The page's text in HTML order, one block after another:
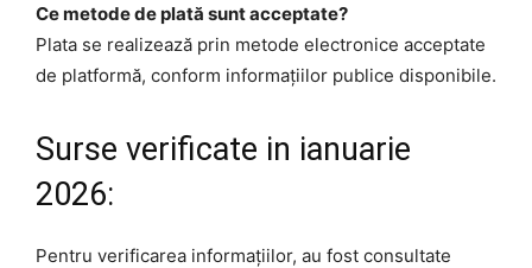
Ce metode de plată sunt acceptate?
Plata se realizează prin metode electronice acceptate
de platformă, conform informațiilor publice disponibile.
Surse verificate in ianuarie
2026:
Pentru verificarea informațiilor, au fost consultate